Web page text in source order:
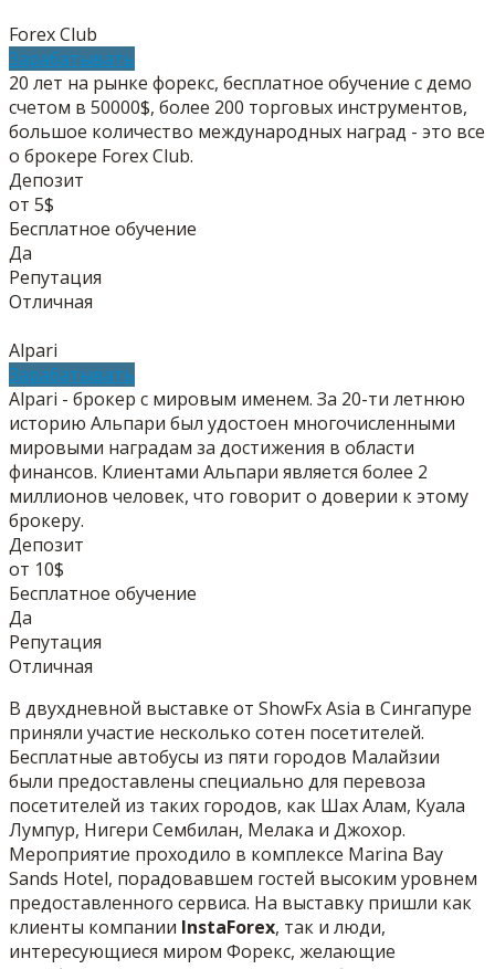
Forex Club
Зарабатывать
20 лет на рынке форекс, бесплатное обучение с демо
счетом в 50000$, более 200 торговых инструментов,
большое количество международных наград - это все
о брокере Forex Club.
Депозит
от 5$
Бесплатное обучение
Да
Репутация
Отличная
Alpari
Зарабатывать
Alpari - брокер с мировым именем. За 20-ти летнюю
историю Альпари был удостоен многочисленными
мировыми наградам за достижения в области
финансов. Клиентами Альпари является более 2
миллионов человек, что говорит о доверии к этому
брокеру.
Депозит
от 10$
Бесплатное обучение
Да
Репутация
Отличная
В двухдневной выставке от ShowFx Asia в Сингапуре
приняли участие несколько сотен посетителей.
Бесплатные автобусы из пяти городов Малайзии
были предоставлены специально для перевоза
посетителей из таких городов, как Шах Алам, Куала
Лумпур, Нигери Сембилан, Мелака и Джохор.
Мероприятие проходило в комплексе Marina Bay
Sands Hotel, порадовавшем гостей высоким уровнем
предоставленного сервиса. На выставку пришли как
клиенты компании InstaForex, так и люди,
интересующиеся миром Форекс, желающие